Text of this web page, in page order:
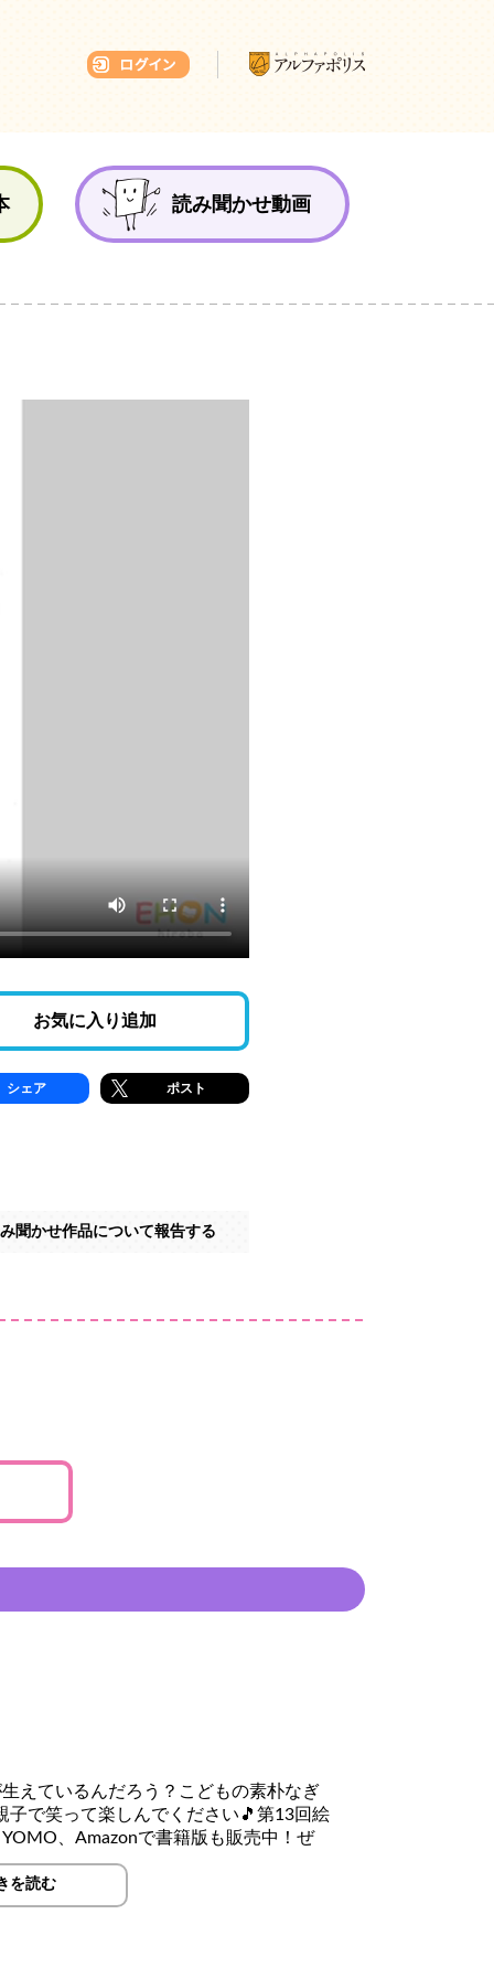
読み聞かせ動画
お気に入り追加
シェア ポスト
聞かせ作品について報告する
えているんだろう？こどもの素朴なぎ
子で笑って楽しんでください🎵第13回絵
、Amazonで書籍版も販売中！ぜ
を読む